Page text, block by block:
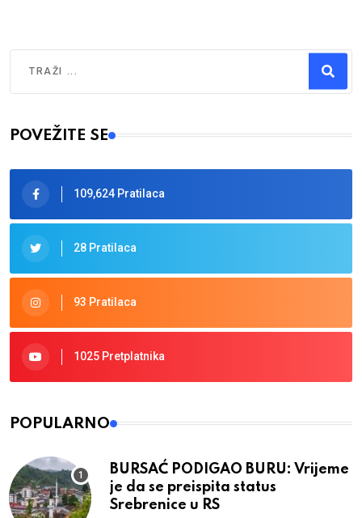
Type 2 or more characters for results.
POVEŽITE SE
109,624 Pratilaca
28 Pratilaca
93 Pratilaca
1025 Pretplatnika
POPULARNO
BURSAĆ PODIGAO BURU: Vrijeme
je da se preispita status
Srebrenice u RS